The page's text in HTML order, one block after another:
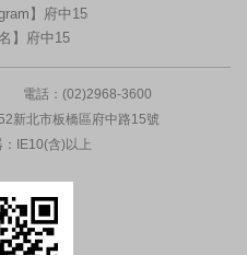
】府中15
】府中15
電話：(02)2968-3600
新北市板橋區府中路15號
IE10(含)以上